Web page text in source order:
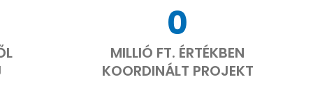
0
MILLIÓ FT. ÉRTÉKBEN
KOORDINÁLT PROJEKT